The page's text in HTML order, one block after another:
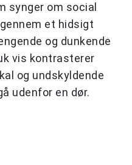
synger om social
et hidsigt
og dunkende
vis kontrasterer
og undskyldende
udenfor en dør.